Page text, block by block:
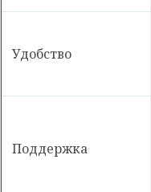
Удобство
Поддержка